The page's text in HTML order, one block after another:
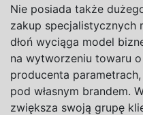
Nie posiada także
zakup specjalistycznych
dłoń wyciąga model
na wytworzeniu towaru
producenta
pod własnym brandem.
zwiększa swoją grupę